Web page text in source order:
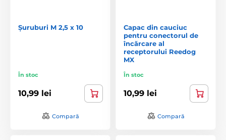
Șuruburi M 2,5 x 10
În stoc
10,99 lei
Compară
Capac din cauciuc
pentru conectorul de
încărcare al
receptorului Reedog
MX
În stoc
10,99 lei
Compară